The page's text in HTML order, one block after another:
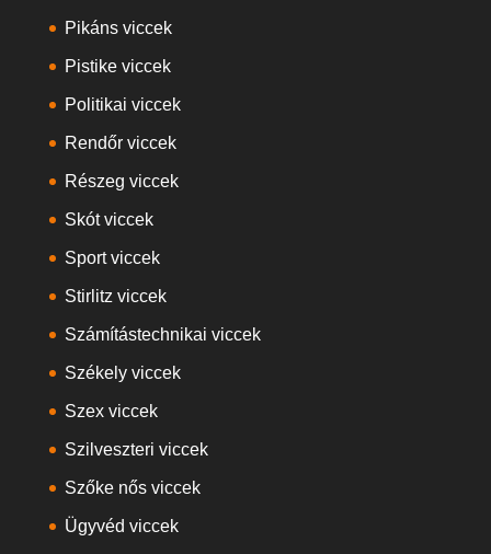
Pikáns viccek
Pistike viccek
Politikai viccek
Rendőr viccek
Részeg viccek
Skót viccek
Sport viccek
Stirlitz viccek
Számítástechnikai viccek
Székely viccek
Szex viccek
Szilveszteri viccek
Szőke nős viccek
Ügyvéd viccek